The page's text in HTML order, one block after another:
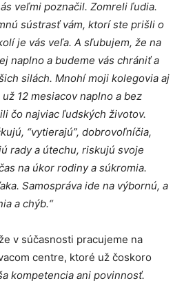
veľmi poznačil. Zomreli ľudia.
sústrasť vám, ktorí ste prišli o
je vás veľa. A sľubujem, že na
naplno a budeme vás chrániť a
silách. Mnohí moji kolegovia aj
12 mesiacov naplno a bez
čo najviac ľudských životov.
“vytierajú”, dobrovoľníčia,
rady a útechu, riskujú svoje
na úkor rodiny a súkromia.
Samospráva ide na výbornú, a
a chýb.“
v súčasnosti pracujeme na
centre, ktoré už čoskoro
kompetencia ani povinnosť.